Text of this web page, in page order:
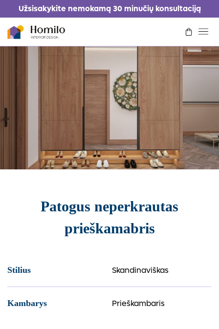
Užsisakykite nemokamą 30 minučių konsultaciją
Portfolio
Kontaktai
Prisijungti/Registruotis Prašyti dizaino
Patogus neperkrautas
prieškamabris
Stilius Skandinaviškas
Kambarys Prieškambaris